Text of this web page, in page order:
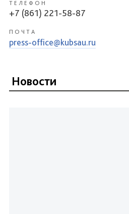
ТЕЛЕФОН
+7 (861) 221-58-87
ПОЧТА
press-office@kubsau.ru
Новости